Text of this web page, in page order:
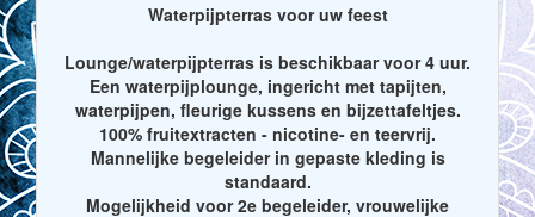
Waterpijpterras voor uw feest
Lounge/waterpijpterras is beschikbaar voor 4 uur.
Een waterpijplounge, ingericht met tapijten,
waterpijpen, fleurige kussens en bijzettafeltjes.
100% fruitextracten - nicotine- en teervrij.
Mannelijke begeleider in gepaste kleding is
standaard.
Mogelijkheid voor 2e begeleider, vrouwelijke